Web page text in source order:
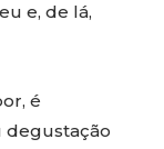
e, de lá,
é
degustação